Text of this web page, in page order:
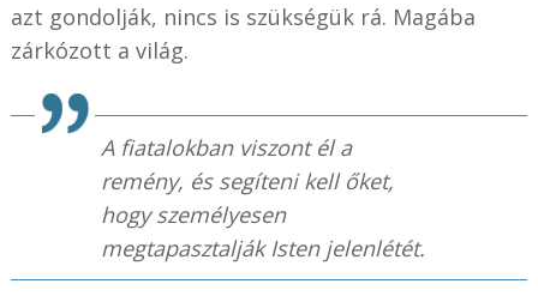
azt gondolják, nincs is szükségük rá. Magába
zárkózott a világ.
A fiatalokban viszont él a
remény, és segíteni kell őket,
hogy személyesen
megtapasztalják Isten jelenlétét.